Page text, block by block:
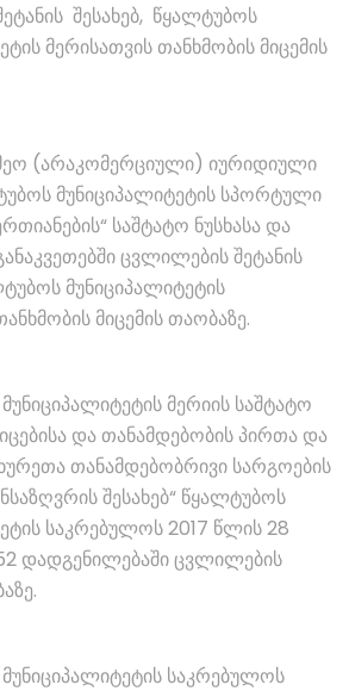
შესახებ, წყალტუბოს
მერისათვის თანხმობის მიცემის
(არაკომერციული) იურიდიული
მუნიციპალიტეტის სპორტული
საშტატო ნუსხასა და
ცვლილების შეტანის
მუნიციპალიტეტის
მიცემის თაობაზე.
მერიის საშტატო
და თანამდებობის პირთა და
თანამდებობრივი სარგოების
შესახებ“ წყალტუბოს
საკრებულოს 2017 წლის 28
დადგენილებაში ცვლილების
საკრებულოს